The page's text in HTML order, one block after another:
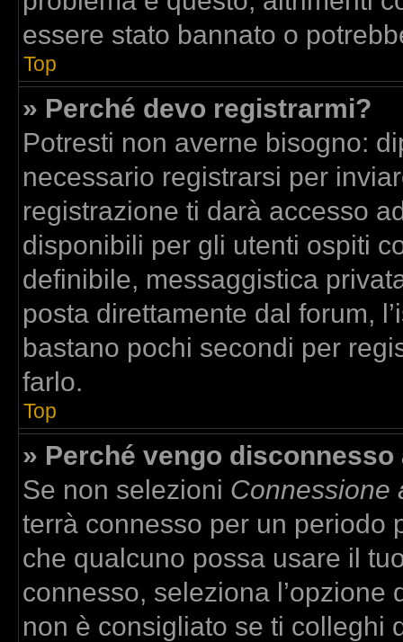
essere stato bannato o
Top
» Perché devo registrarmi?
Potresti non averne bisogno:
necessario registrarsi per
registrazione ti darà accesso
disponibili per gli utenti ospiti
definibile, messaggistica
posta direttamente dal forum,
bastano pochi secondi per
farlo.
Top
» Perché vengo
Se non selezioni Connessione
terrà connesso per un periodo
che qualcuno possa usare il
connesso, seleziona
non è consigliato se ti colleghi